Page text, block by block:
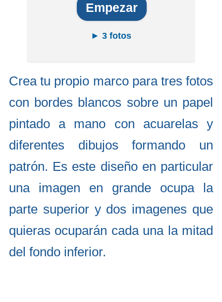
Empezar
► 3 fotos
Crea tu propio marco para tres fotos
con bordes blancos sobre un papel
pintado a mano con acuarelas y
diferentes dibujos formando un
patrón. Es este diseño en particular
una imagen en grande ocupa la
parte superior y dos imagenes que
quieras ocuparán cada una la mitad
del fondo inferior.